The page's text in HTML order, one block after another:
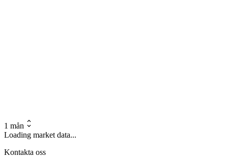
1 mån
Loading market data...
Kontakta oss